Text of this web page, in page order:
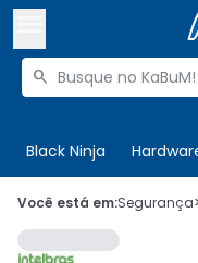
Buscar produtos

Black Ninja
 Olá. Acesse
 Departamentos
Você está em:Segurança>